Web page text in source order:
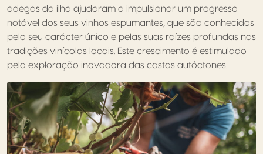
adegas da ilha ajudaram a impulsionar um progresso
notável dos seus vinhos espumantes, que são conhecidos
pelo seu carácter único e pelas suas raízes profundas nas
tradições vinícolas locais. Este crescimento é estimulado
pela exploração inovadora das castas autóctones.